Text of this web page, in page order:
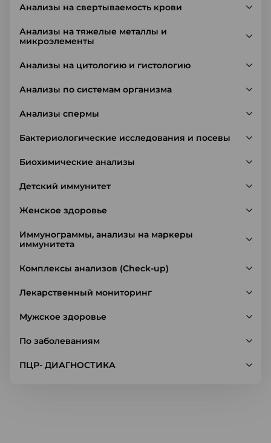
Анализы на свертываемость крови
Анализы на тяжелые металлы и
микроэлементы
Анализы на цитологию и гистологию
Анализы по системам организма
Анализы спермы
Бактериологические исследования и посевы
Биохимические анализы
Детский иммунитет
Женское здоровье
Иммунограммы, анализы на маркеры
иммунитета
Комплексы анализов (Check-up)
Лекарственный мониторинг
Мужское здоровье
По заболеваниям
ПЦР- ДИАГНОСТИКА